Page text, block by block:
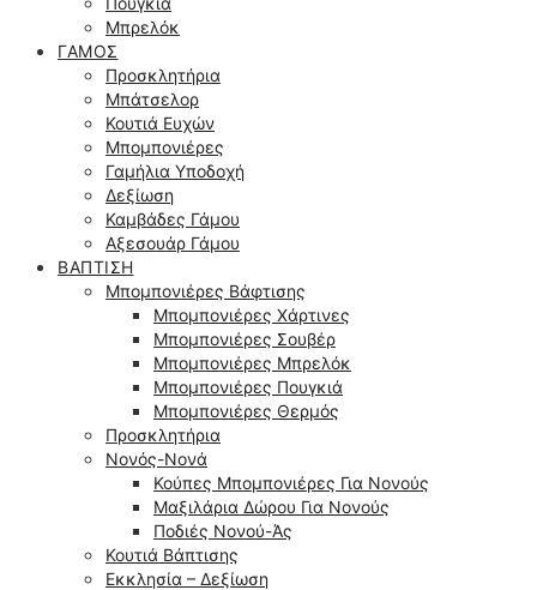
Μπρελόκ
ΓΆΜΟΣ
Προσκλητήρια
Μπάτσελορ
Κουτιά Ευχών
Μπομπονιέρες
Γαμήλια Υποδοχή
Δεξίωση
Καμβάδες Γάμου
Αξεσουάρ Γάμου
ΒΆΠΤΙΣΗ
Μπομπονιέρες Βάφτισης
Μπομπονιέρες Χάρτινες
Μπομπονιέρες Σουβέρ
Μπομπονιέρες Μπρελόκ
Μπομπονιέρες Πουγκιά
Μπομπονιέρες Θερμός
Προσκλητήρια
Νονός-Νονά
Κούπες Μπομπονιέρες Για Νονούς
Μαξιλάρια Δώρου Για Νονούς
Ποδιές Νονού-Άς
Κουτιά Βάπτισης
Εκκλησία – Δεξίωση